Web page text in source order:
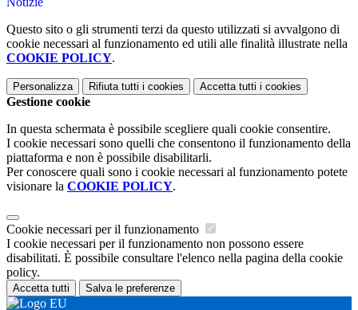
Questo sito o gli strumenti terzi da questo utilizzati si avvalgono di
cookie necessari al funzionamento ed utili alle finalità illustrate nella
COOKIE POLICY.
Personalizza Rifiuta tutti i cookies Accetta tutti i cookies
Gestione cookie
In questa schermata è possibile scegliere quali cookie consentire.
I cookie necessari sono quelli che consentono il funzionamento della
piattaforma e non è possibile disabilitarli.
Per conoscere quali sono i cookie necessari al funzionamento potete
visionare la COOKIE POLICY.
Cookie necessari per il funzionamento
I cookie necessari per il funzionamento non possono essere
disabilitati. È possibile consultare l'elenco nella pagina della cookie
policy.
Accetta tutti Salva le preferenze